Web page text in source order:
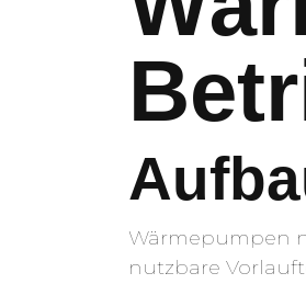
Wärmepumpen
nutzbare